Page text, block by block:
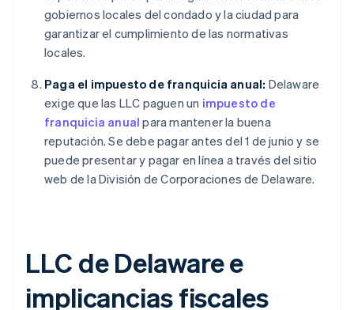
gobiernos locales del condado y la ciudad para
garantizar el cumplimiento de las normativas
locales.
Paga el impuesto de franquicia anual: Delaware
exige que las LLC paguen un impuesto de
franquicia anual para mantener la buena
reputación. Se debe pagar antes del 1 de junio y se
puede presentar y pagar en línea a través del sitio
web de la División de Corporaciones de Delaware.
LLC de Delaware e
implicancias fiscales